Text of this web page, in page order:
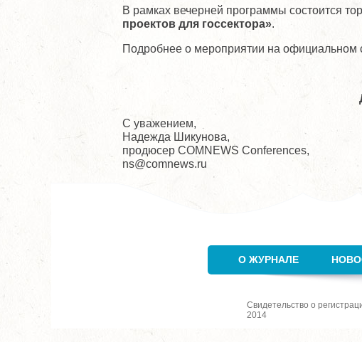
В рамках вечерней программы состоится
проектов для госсектора».
Подробнее о мероприятии на официальном
С уважением,
Надежда Шикунова,
продюсер COMNEWS Conferences,
ns@comnews.ru
О ЖУРНАЛЕ
Свидетельство о
2014